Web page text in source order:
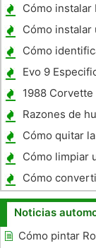
Cómo instalar
Cómo instalar
Cómo
Desconocida
Lab
Evo 9
1988 Corvette
Razones de
escape
Cómo quitar
GY6
Cómo limpiar
Cómo
Biodiesel
Noticias
Cómo pintar